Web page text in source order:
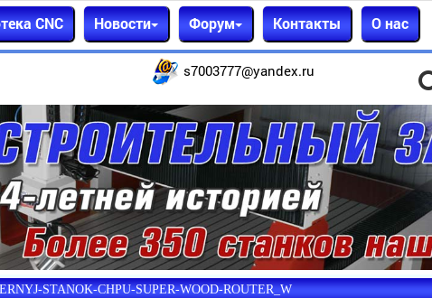
CNC Новости Форум Контакты О нас
s7003777@yandex.ru
STANOK-CHPU-SUPER-WOOD-ROUTER_W